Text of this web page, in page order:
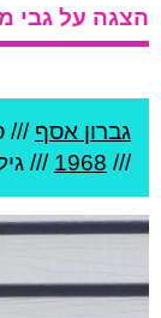
הצגה על גבי
גברון אסף ///
///
1968 /// גיל: